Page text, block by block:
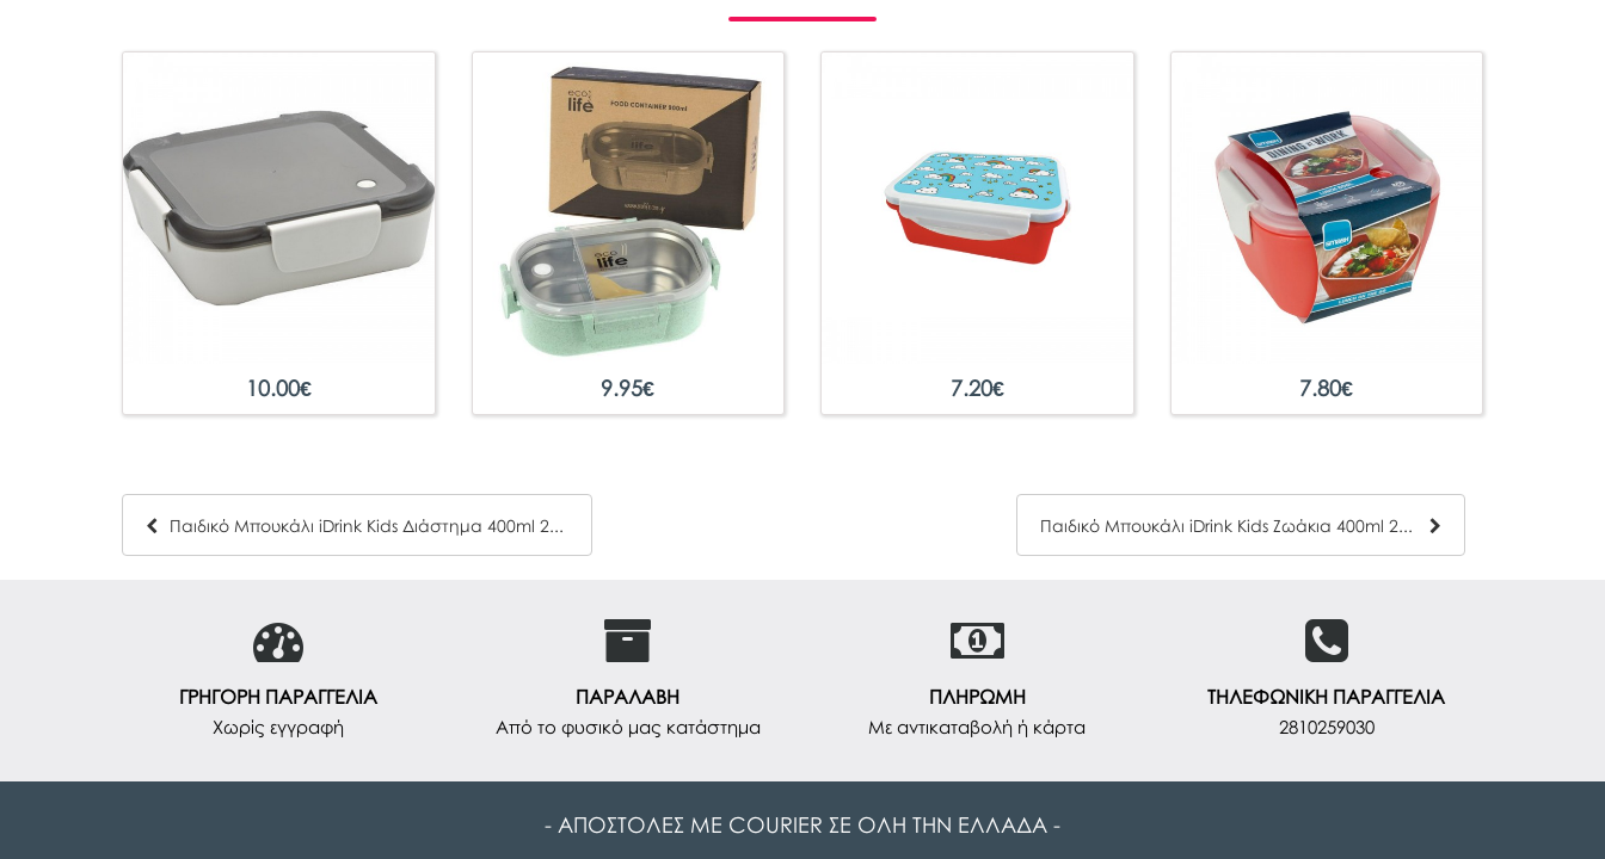
10.00€ 9.95€ 7.20€ 7.80€
Παιδικό Μπουκάλι iDrink Kids Διάστημα 400ml 2105 Παιδικό Μπουκάλι iDrink Kids Ζωάκια 400ml 2101
ΓΡΗΓΟΡΗ ΠΑΡΑΓΓΕΛΙΑ
Χωρίς εγγραφή
ΠΑΡΑΛΑΒΗ
Από το φυσικό μας κατάστημα
ΠΛΗΡΩΜΗ
Με αντικαταβολή ή κάρτα
ΤΗΛΕΦΩΝΙΚΗ ΠΑΡΑΓΓΕΛΙΑ
2810259030
- ΑΠΟΣΤΟΛΕΣ ΜΕ COURIER ΣΕ ΟΛΗ ΤΗΝ ΕΛΛΑΔΑ -